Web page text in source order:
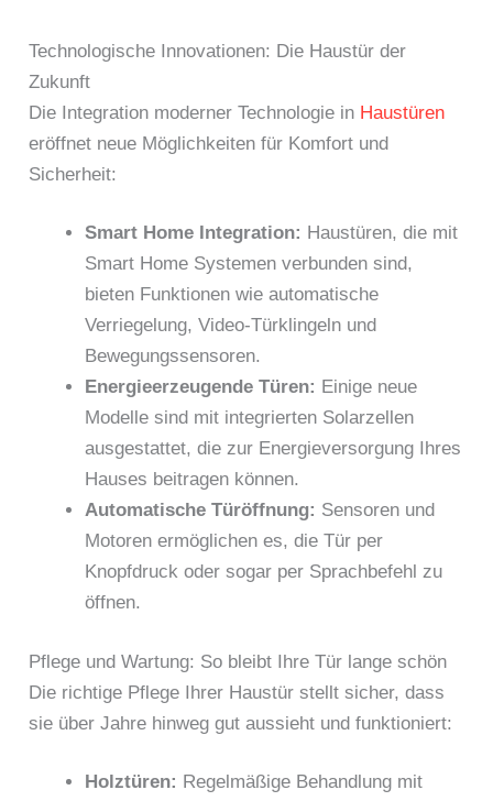
Technologische Innovationen: Die Haustür der
Zukunft
Die Integration moderner Technologie in Haustüren
eröffnet neue Möglichkeiten für Komfort und
Sicherheit:
Smart Home Integration: Haustüren, die mit
Smart Home Systemen verbunden sind,
bieten Funktionen wie automatische
Verriegelung, Video-Türklingeln und
Bewegungssensoren.
Energieerzeugende Türen: Einige neue
Modelle sind mit integrierten Solarzellen
ausgestattet, die zur Energieversorgung Ihres
Hauses beitragen können.
Automatische Türöffnung: Sensoren und
Motoren ermöglichen es, die Tür per
Knopfdruck oder sogar per Sprachbefehl zu
öffnen.
Pflege und Wartung: So bleibt Ihre Tür lange schön
Die richtige Pflege Ihrer Haustür stellt sicher, dass
sie über Jahre hinweg gut aussieht und funktioniert:
Holztüren: Regelmäßige Behandlung mit